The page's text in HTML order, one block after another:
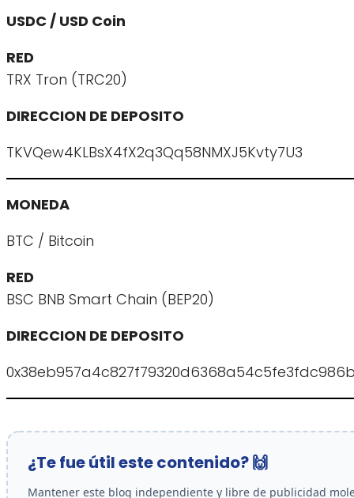
USDC / USD Coin
RED
TRX Tron (TRC20)
DIRECCION DE DEPOSITO
TKVQew4KLBsX4fX2q3Qq58NMXJ5Kvty7U3
MONEDA
BTC / Bitcoin
RED
BSC BNB Smart Chain (BEP20)
DIRECCION DE DEPOSITO
¿Te fue útil este contenido? 🙌
Mantener este blog independiente y libre de publicidad